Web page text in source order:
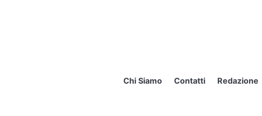
Chi Siamo Contatti Redazione